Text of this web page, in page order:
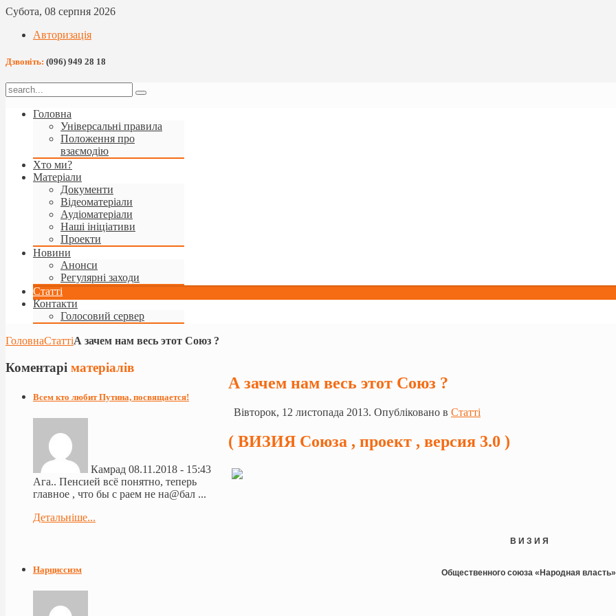
Субота, 08 серпня 2026
Авторизація
Дзвоніть: (096) 949 28 18
Головна
Універсальні правила
Положення про
взаємодію
Хто ми?
Матеріали
Документи
Відеоматеріали
Аудіоматеріали
Наші ініціативи
Проекти
Новини
Анонси
Регулярні заходи
Статті
Контакти
Голосовий сервер
ГоловнаСтаттіА зачем нам весь этот Союз ?
А зачем нам весь этот Союз ?
Вівторок, 12 листопада 2013. Опубліковано в Статті
( ВИЗИЯ Союза , проект , версия 3.0 )
В И З И Я
Общественного союза «Народная
Коментарі матеріалів
Всем кто любит Путина, посвящается!
Камрад 08.11.2018 - 15:43
Ага.. Пенсией всё понятно, теперь
главное , что бы с раем не на@бал ...
Детальніше...
Нарциссизм